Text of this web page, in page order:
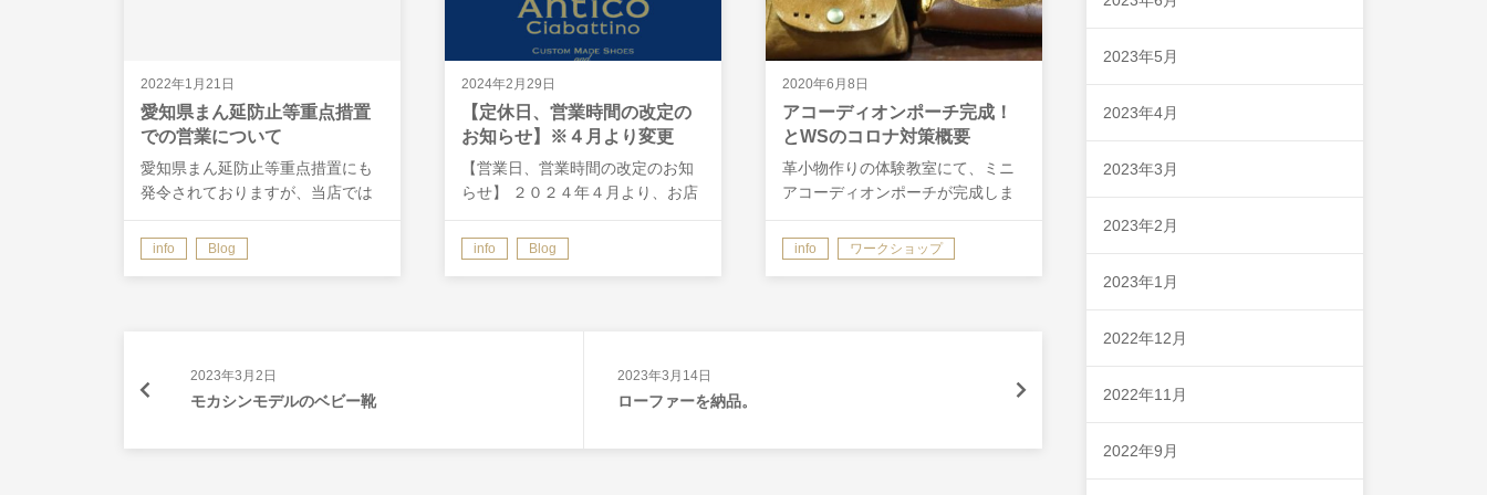
2022年1月21日
愛知県まん延防止等重点措置
での営業について
愛知県まん延防止等重点措置にも
発令されておりますが、当店では
ありませんが、より一層、感染予
防対策を行いお客様に安心してご
info Blog
2024年2月29日
【定休日、営業時間の改定の
お知らせ】※４月より変更
【営業日、営業時間の改定のお知
らせ】 ２０２４年４月より、お店
ます。 定休日は、これまでの火曜
定休から不定休とさせて頂きま
info Blog
2020年6月8日
アコーディオンポーチ完成！
とWSのコロナ対策概要
革小物作りの体験教室にて、ミニ
アコーディオンポーチが完成しま
ん、刻印や穴あけの仕方に、みな
さんそれぞれの個性が出ますね。
info ワークショップ
2023年3月2日
モカシンモデルのベビー靴
2023年3月14日
ローファーを納品。
2023年5月
2023年4月
2023年3月
2023年2月
2023年1月
2022年12月
2022年11月
2022年9月